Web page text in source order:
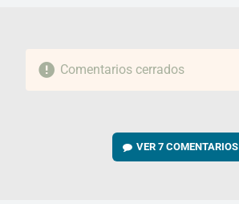
Comentarios cerrados
VER7 COMENTARIOS